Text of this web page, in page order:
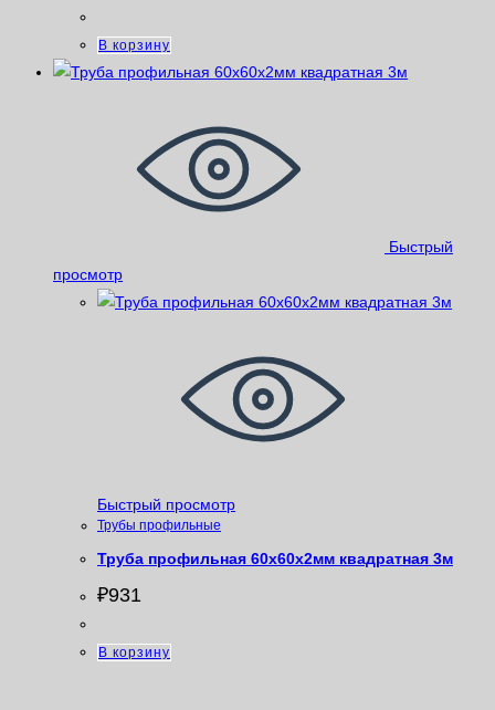
В корзину
Быстрый
просмотр
Быстрый просмотр
Трубы профильные
Труба профильная 60х60х2мм квадратная 3м
₽931
В корзину